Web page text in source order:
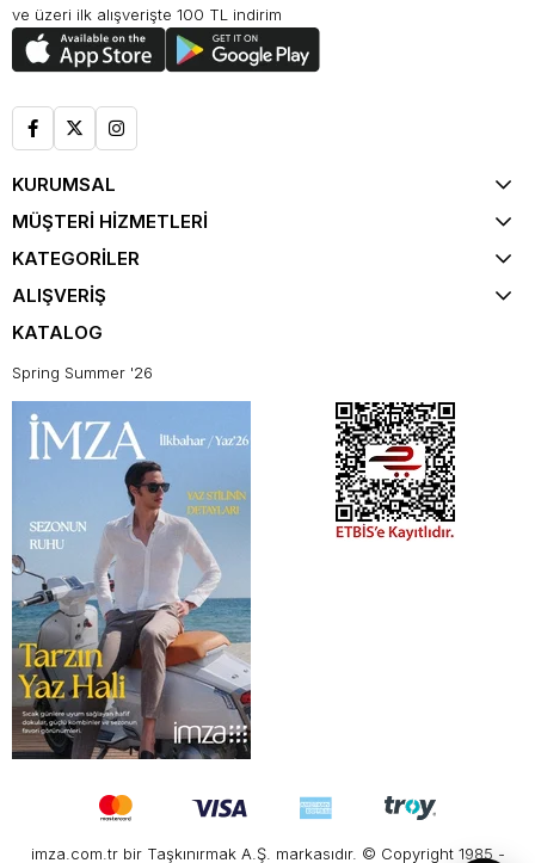
ve üzeri ilk alışverişte 100 TL indirim
KURUMSAL
MÜŞTERİ HİZMETLERİ
KATEGORİLER
ALIŞVERİŞ
KATALOG
Spring Summer '26
imza.com.tr bir Taşkınırmak A.Ş. markasıdır. © Copyright 1985 -